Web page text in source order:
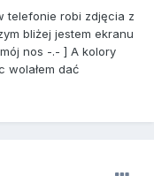
telefonie robi zdjęcia z
bliżej jestem ekranu
nos -.- ] A kolory
wolałem dać